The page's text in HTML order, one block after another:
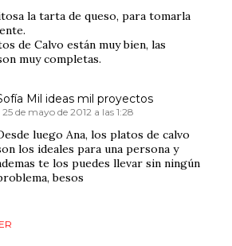
la tarta de queso, para tomarla
de Calvo están muy bien, las
muy completas.
Mil ideas mil proyectos
25 de mayo de 2012 a las 1:28
luego Ana, los platos de calvo
los ideales para una persona y
te los puedes llevar sin ningún
besos